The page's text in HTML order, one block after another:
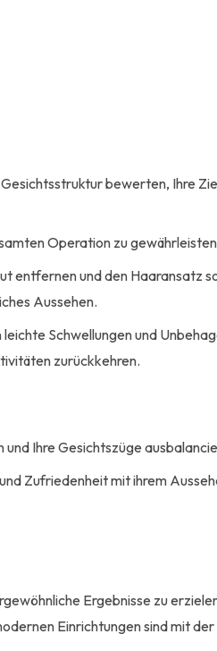
bewerten, Ihre
Operation zu
entfernen und den Haaransatz
Aussehen.
Schwellungen und
zurückkehren.
Ihre Gesichtszüge
Zufriedenheit mit ihrem
Ergebnisse zu
Einrichtungen sind mit